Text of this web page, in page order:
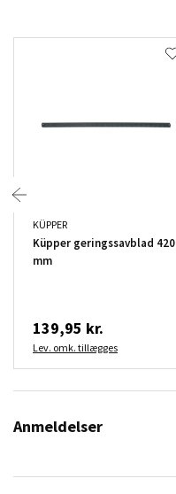
KÜPPER
Küpper geringssavblad 420
mm
139,95 kr.
Lev. omk. tillægges
Anmeldelser